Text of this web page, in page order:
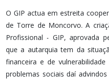
O GIP actua em estreita
de Torre de Moncorvo. A
Profissional - GIP, aprovada
que a autarquia tem da
financeira e de
problemas sociais daí